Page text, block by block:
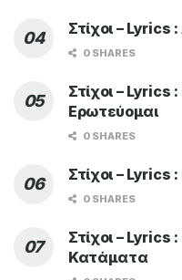
Στίχοι –
0 SHARES
Στίχοι –
Ερωτεύομαι
0 SHARES
Στίχοι – Lyrics
0 SHARES
Στίχοι –
Κατάματα